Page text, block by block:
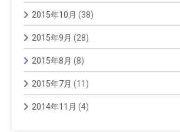
2015年10月 (38)
2015年9月 (28)
2015年8月 (8)
2015年7月 (11)
2014年11月 (4)